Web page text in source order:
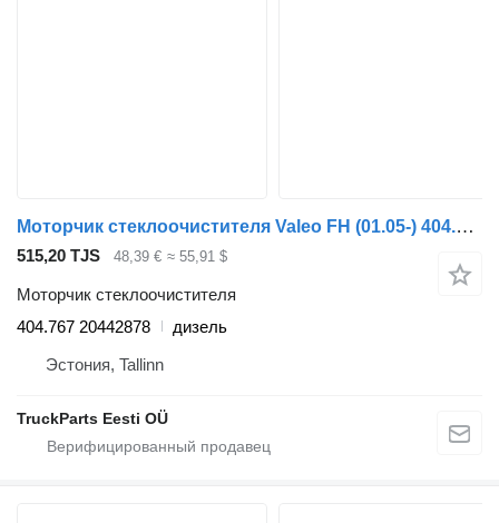
Моторчик стеклоочистителя Valeo FH (01.05-) 404.767 для тягача Volvo FH12, FH16, NH12, FH, VNL780 (1993-2014)
515,20 TJS 48,39 € ≈ 55,91 $
Моторчик стеклоочистителя
404.767 20442878
дизель
Эстония, Tallinn
TruckParts Eesti OÜ